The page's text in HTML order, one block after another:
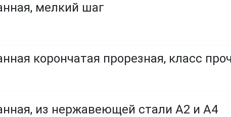
мелкий шаг
корончатая прорезная, класс
из нержавеющей стали A2 и A4